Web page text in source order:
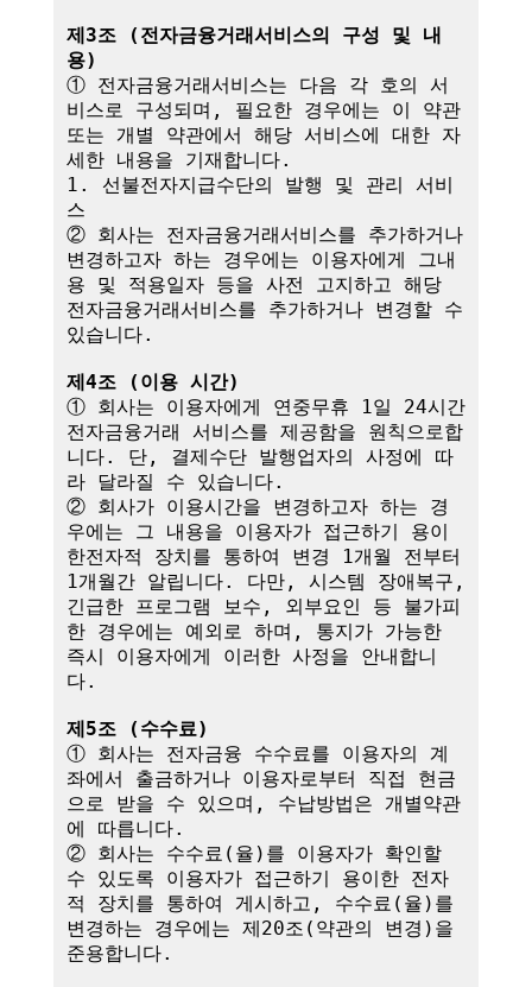
제3조 (전자금융거래서비스의 구성 및 내
용)
① 전자금융거래서비스는 다음 각 호의 서
비스로 구성되며, 필요한 경우에는 이 약관
또는 개별 약관에서 해당 서비스에 대한 자
세한 내용을 기재합니다.
1. 선불전자지급수단의 발행 및 관리 서비
스
② 회사는 전자금융거래서비스를 추가하거나
변경하고자 하는 경우에는 이용자에게 그내
용 및 적용일자 등을 사전 고지하고 해당
전자금융거래서비스를 추가하거나 변경할 수
있습니다.
제4조 (이용 시간)
① 회사는 이용자에게 연중무휴 1일 24시간
전자금융거래 서비스를 제공함을 원칙으로합
니다. 단, 결제수단 발행업자의 사정에 따
라 달라질 수 있습니다.
② 회사가 이용시간을 변경하고자 하는 경
우에는 그 내용을 이용자가 접근하기 용이
한전자적 장치를 통하여 변경 1개월 전부터
1개월간 알립니다. 다만, 시스템 장애복구,
긴급한 프로그램 보수, 외부요인 등 불가피
한 경우에는 예외로 하며, 통지가 가능한
즉시 이용자에게 이러한 사정을 안내합니
다.
제5조 (수수료)
① 회사는 전자금융 수수료를 이용자의 계
좌에서 출금하거나 이용자로부터 직접 현금
으로 받을 수 있으며, 수납방법은 개별약관
에 따릅니다.
② 회사는 수수료(율)를 이용자가 확인할
수 있도록 이용자가 접근하기 용이한 전자
적 장치를 통하여 게시하고, 수수료(율)를
변경하는 경우에는 제20조(약관의 변경)을
준용합니다.